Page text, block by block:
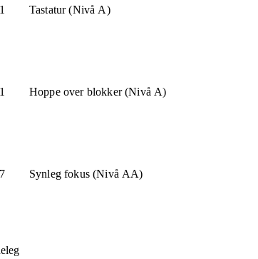
Tastatur (Nivå A)
Hoppe over blokker (Nivå A)
Synleg fokus (Nivå AA)